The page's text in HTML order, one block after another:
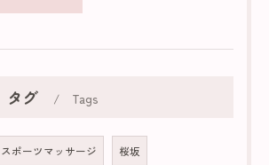
タグ Tags
スポーツマッサージ 桜坂